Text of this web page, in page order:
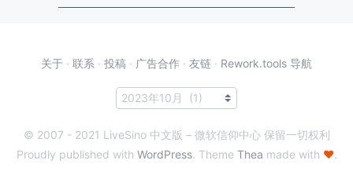
关于 · 联系 · 投稿 · 广告合作 · 友链 · Rework.tools 导航
© 2007 - 2021 LiveSino 中文版 – 微软信仰中心 保留一切权利
Proudly published with WordPress. Theme Thea made with ♥.